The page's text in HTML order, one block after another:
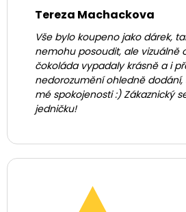
Tereza Machackova
Vše bylo koupeno jako dárek,
nemohu posoudit, ale vizuálně
čokoláda vypadaly krásně a i
nedorozumění ohledně dodání,
mé spokojenosti :) Zákaznický
jedničku!